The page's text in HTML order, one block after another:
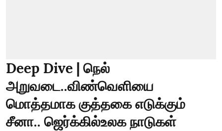
Deep Dive | நெல்
அறுவடை..விண்வெளியை
மொத்தமாக குத்தகை எடுக்கும்
சீனா.. ஜெர்க்கில்உலக நாடுகள்